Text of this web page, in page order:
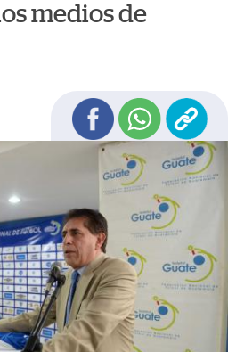
medios de